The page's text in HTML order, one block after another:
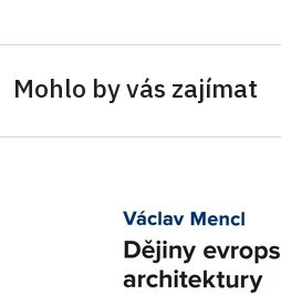
Mohlo by vás zajímat